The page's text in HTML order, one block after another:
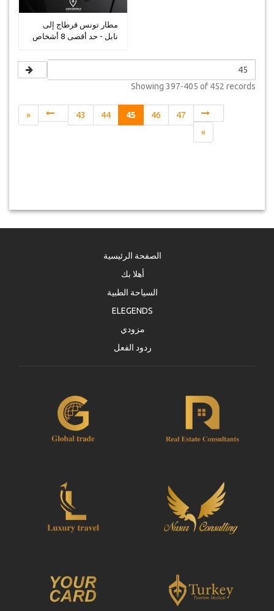
مطار تونس قرطاج إلى
نابل - حد أقصى 8 أشخاص
Showing 397-405 of 452 records
« 43 44 45 46
47
»
الصفحة الرئيسية
أهلا بك
السياحة الطبية
ELEGENDS
مزودي
ردود الفعل